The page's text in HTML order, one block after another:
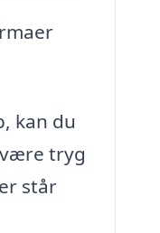
kan du
tryg
står